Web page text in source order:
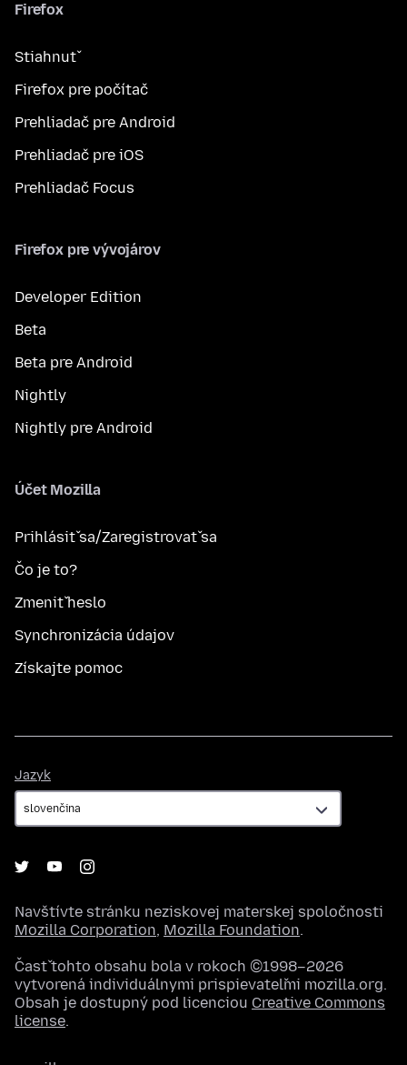
Firefox
Stiahnuť
Firefox pre počítač
Prehliadač pre Android
Prehliadač pre iOS
Prehliadač Focus
Firefox pre vývojárov
Developer Edition
Beta
Beta pre Android
Nightly
Nightly pre Android
Účet Mozilla
Prihlásiť sa/Zaregistrovať sa
Čo je to?
Zmeniť heslo
Synchronizácia údajov
Získajte pomoc
Jazyk
Navštívte stránku neziskovej materskej spoločnosti
Mozilla Corporation, Mozilla Foundation.
Časť tohto obsahu bola v rokoch ©1998–2026
vytvorená individuálnymi prispievateľmi mozilla.org.
Obsah je dostupný pod licenciou Creative Commons
license.